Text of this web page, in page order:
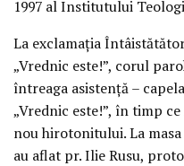
1997 al Institutului
La exclamaţia
„Vrednic este!”, corul
întreaga asistenţă –
„Vrednic este!”, în timp
nou hirotonitului. La
au aflat pr. Ilie Rusu,